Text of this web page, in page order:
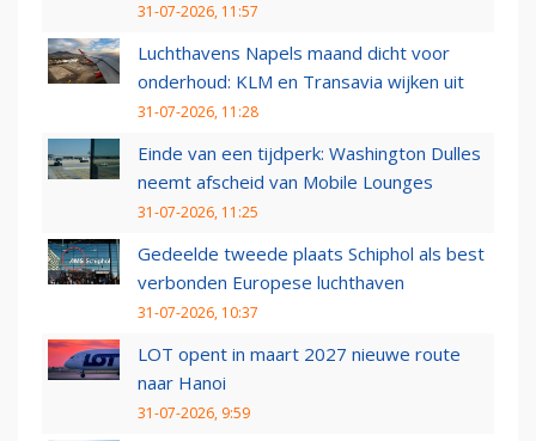
31-07-2026, 11:57
Luchthavens Napels maand dicht voor
onderhoud: KLM en Transavia wijken uit
31-07-2026, 11:28
Einde van een tijdperk: Washington Dulles
neemt afscheid van Mobile Lounges
31-07-2026, 11:25
Gedeelde tweede plaats Schiphol als best
verbonden Europese luchthaven
31-07-2026, 10:37
LOT opent in maart 2027 nieuwe route
naar Hanoi
31-07-2026, 9:59